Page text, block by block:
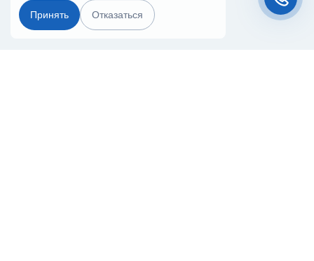
Принять Отказаться